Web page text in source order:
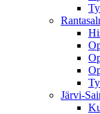
Järvi-